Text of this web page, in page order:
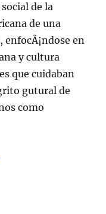
de la
de una
en
y cultura
que cuidaban
gutural de
como